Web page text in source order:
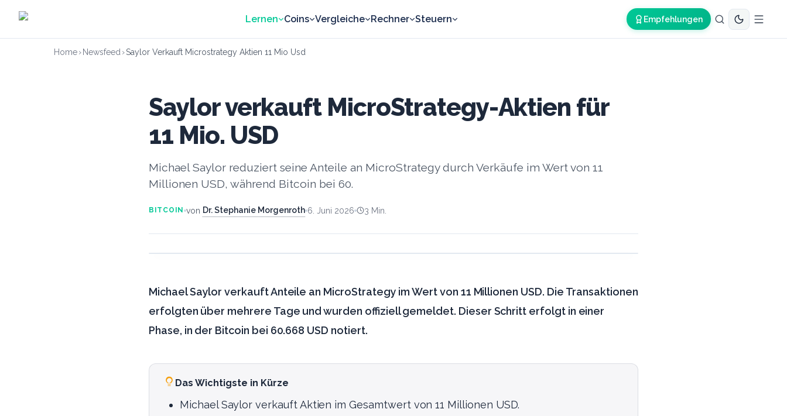
Lernen
Coins Vergleiche Rechner Steuern Empfehlungen
Home› Newsfeed ›Saylor Verkauft Microstrategy Aktien 11 Mio Usd
Saylor verkauft MicroStrategy-Aktien für
11 Mio. USD
Michael Saylor reduziert seine Anteile an MicroStrategy durch Verkäufe im Wert von 11
Millionen USD, während Bitcoin bei 60.
BITCOIN von Dr. Stephanie Morgenroth 6. Juni 2026 3 Min.
Michael Saylor verkauft Anteile an MicroStrategy im Wert von 11 Millionen USD. Die Transaktionen
erfolgten über mehrere Tage und wurden offiziell gemeldet. Dieser Schritt erfolgt in einer
Phase, in der Bitcoin bei 60.668 USD notiert.
Das Wichtigste in Kürze
Michael Saylor verkauft Aktien im Gesamtwert von 11 Millionen USD.